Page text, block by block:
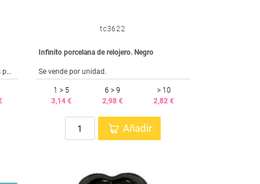
Información del producto: Llamamos porcelana de relojero a este tipo de entrepiezas y colgantes debido a su resistencia. Es un tipo de porcelana prácticamente indestructible muy utilizado en las correas de los relojes de alta gama. Cada bolsa contiene una unidad y el tamaño es de 20x16 mm.
tc3622
Infinito porcelana de relojero. Negro
Se vende por unidad.
1 > 5
3,14 €
6 > 9
2,98 €
> 10
2,82 €
Añadir